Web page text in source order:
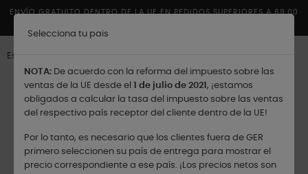
Selecciona tu pais
NOTA: De acuerdo con la reforma del impuesto sobre las
ventas de la UE desde el 1 de julio de 2021 , ¡estamos
obligados a calcular la tasa del impuesto sobre las ventas
del respectivo país receptor del cliente dentro de la UE!
Por lo tanto, es necesario que los clientes fuera de GER
primero seleccionen su país de entrega para mostrar el
precio correspondiente a ese país. ¡Los precios netos son
ENVÍO GRATUITO DENTRO DE LA UE EN PEDIDOS SUPERIORES A 69,00
Español
Enviar a: